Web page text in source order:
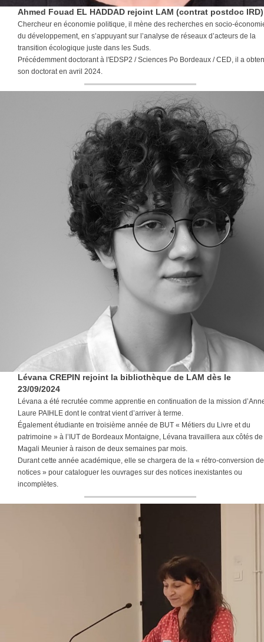
Ahmed Fouad EL HADDAD rejoint LAM (contrat postdoc IRD)
Chercheur en économie politique, il mène des recherches en socio-
du développement, en s’appuyant sur l’analyse de réseaux d’acteurs de la
transition écologique juste dans les Suds.
Précédemment doctorant à l'EDSP2 / Sciences Po Bordeaux / CED, il a
son doctorat en avril 2024.
Lévana CREPIN rejoint la bibliothèque de LAM dès le
23/09/2024
Lévana a été recrutée comme apprentie en continuation de la mission
Laure PAIHLE dont le contrat vient d’arriver à terme.
Également étudiante en troisième année de BUT « Métiers du Livre et du
patrimoine » à l’IUT de Bordeaux Montaigne, Lévana travaillera aux côtés de
Magali Meunier à raison de deux semaines par mois.
Durant cette année académique, elle se chargera de la « rétro-conversion de
notices » pour cataloguer les ouvrages sur des notices inexistantes ou
incomplètes.